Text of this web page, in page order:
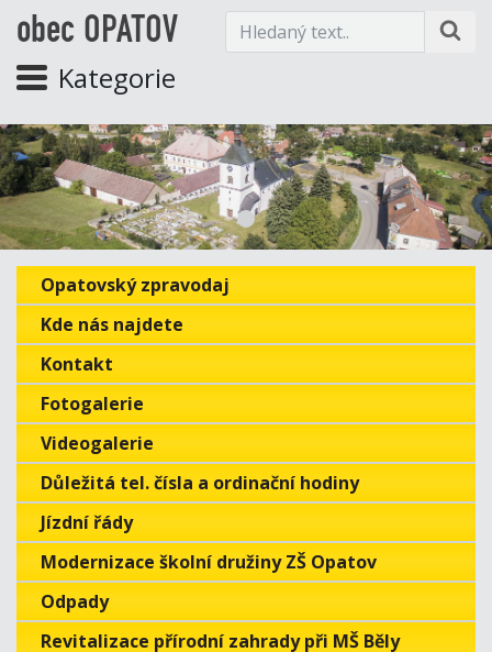
obec OPATOV
Kategorie
Opatovský zpravodaj
Kde nás najdete
Kontakt
Fotogalerie
Videogalerie
Důležitá tel. čísla a ordinační hodiny
Jízdní řády
Modernizace školní družiny ZŠ Opatov
Odpady
Revitalizace přírodní zahrady při MŠ Běly